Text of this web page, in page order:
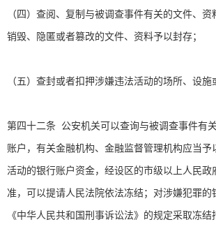
（四）查阅、复制与被调查事件有关的文件、资
销毁、隐匿或者篡改的文件、资料予以封存；
（五）查封或者扣押涉嫌违法活动的场所、设施
第四十二条 公安机关可以查询与被调查事件有
账户，有关金融机构、金融监督管理机构应当予
活动的银行账户资金，经设区的市级以上人民政
准，可以提请人民法院依法冻结；对涉嫌犯罪的
《中华人民共和国刑事诉讼法》的规定采取冻结